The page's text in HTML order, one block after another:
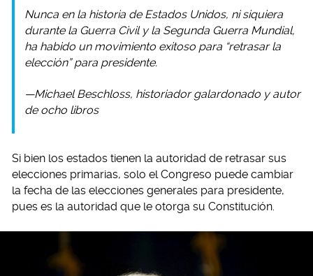
Nunca en la historia de Estados Unidos, ni siquiera
durante la Guerra Civil y la Segunda Guerra Mundial,
ha habido un movimiento exitoso para “retrasar la
elección” para presidente.
—Michael Beschloss, historiador galardonado y autor
de ocho libros
Si bien los estados tienen la autoridad de retrasar sus
elecciones primarias, solo el Congreso puede cambiar
la fecha de las elecciones generales para presidente,
pues es la autoridad que le otorga su Constitución.